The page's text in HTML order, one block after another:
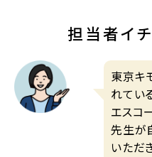
担当者イ
東京キ
れてい
エス
先生が
いただ